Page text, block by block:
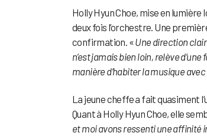
Holly Hyun Choe, mise en
deux fois l’orchestre. Une
confirmation. «Une direction
n’est jamais bien loin, relève d’une
manière d’habiter la musique
La jeune cheffe a fait quasiment
Quant à Holly Hyun Choe, elle
et moi avons ressenti une affinité